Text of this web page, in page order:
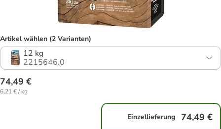
Artikel wählen (2 Varianten)
12 kg
2215646.0
74,49 €
6,21 € / kg
Einzellieferung 74,49 €